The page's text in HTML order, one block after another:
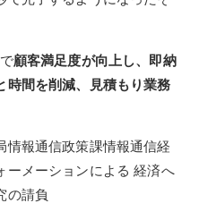
顧客満足度が向上し、即納
時間を削減、見積もり業務
報通信政策課情報通信経
メーションによる 経済へ
の請負